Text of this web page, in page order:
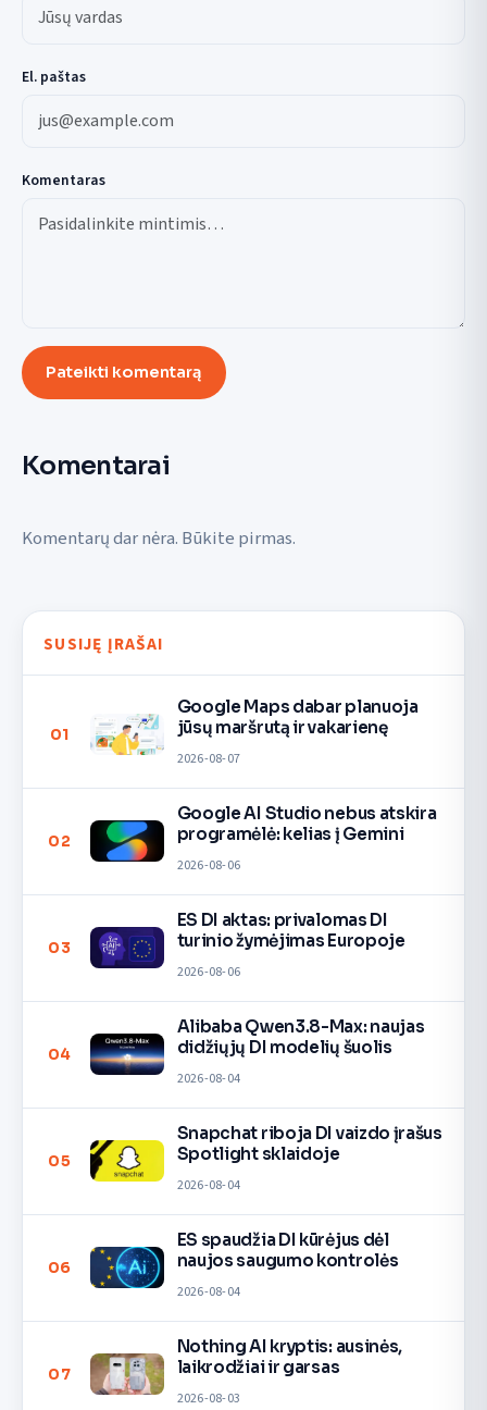
El. paštas
Komentaras
Pateikti komentarą
Komentarai
Komentarų dar nėra. Būkite pirmas.
SUSIJĘ ĮRAŠAI
01
Google Maps dabar planuoja
jūsų maršrutą ir vakarienę
2026-08-07
02
Google AI Studio nebus atskira
programėlė: kelias į Gemini
2026-08-06
03
ES DI aktas: privalomas DI
turinio žymėjimas Europoje
2026-08-06
04
Alibaba Qwen3.8-Max: naujas
didžiųjų DI modelių šuolis
2026-08-04
05
Snapchat riboja DI vaizdo įrašus
Spotlight sklaidoje
2026-08-04
06
ES spaudžia DI kūrėjus dėl
naujos saugumo kontrolės
2026-08-04
07
Nothing AI kryptis: ausinės,
laikrodžiai ir garsas
2026-08-03